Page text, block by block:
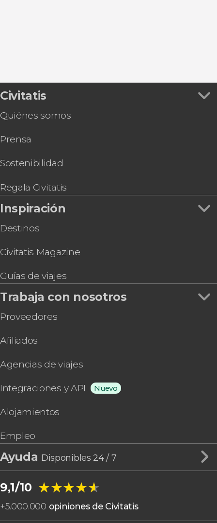
Civitatis
Quiénes somos
Prensa
Sostenibilidad
Regala Civitatis
Inspiración
Destinos
Civitatis Magazine
Guías de viajes
Trabaja con nosotros
Proveedores
Afiliados
Agencias de viajes
Integraciones y API Nuevo
Alojamientos
Empleo
Ayuda Disponibles 24 / 7
9,1/10 ★★★★★
★★★★★
+5.000.000 opiniones de Civitatis